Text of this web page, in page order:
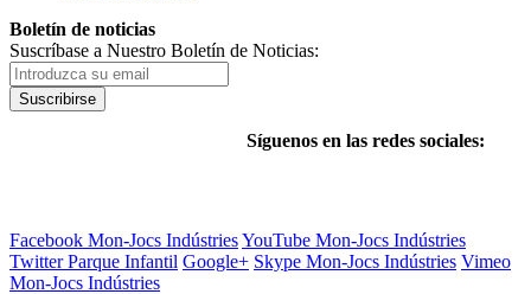
Boletín de noticias
Suscríbase a Nuestro Boletín de Noticias:
Suscribirse
Síguenos en las redes sociales:
Facebook Mon-Jocs IndústriesYouTube Mon-Jocs Indústries
Twitter Parque Infantil Google+ Skype Mon-Jocs Indústries Vimeo
Mon-Jocs Indústries